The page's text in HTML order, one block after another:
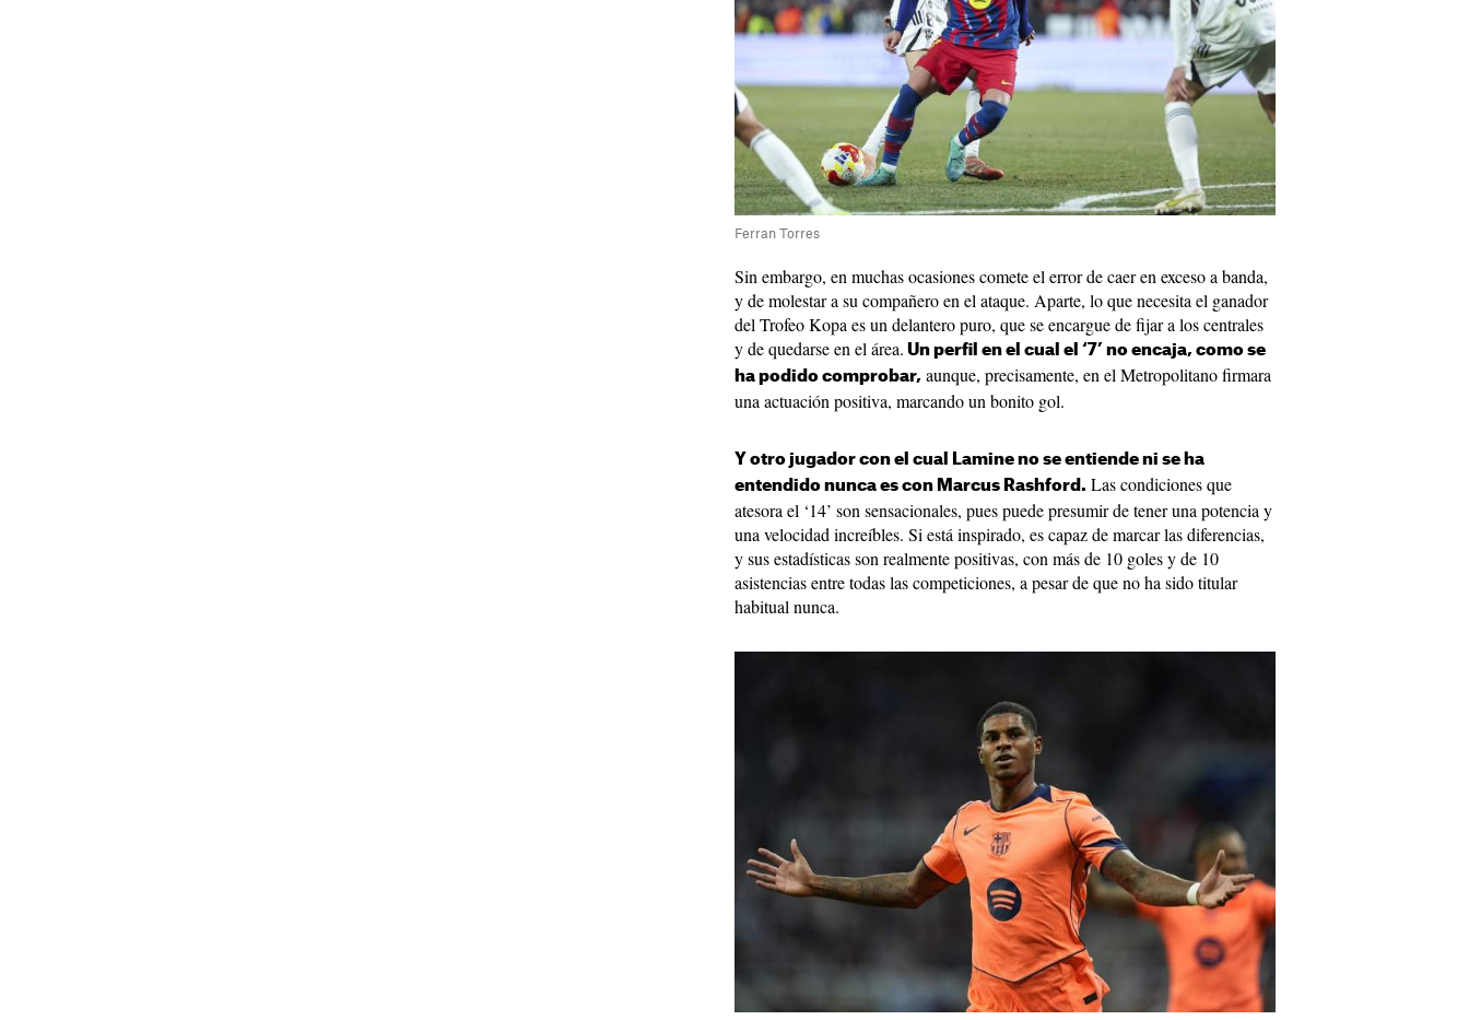
Ferran Torres
Sin embargo, en muchas ocasiones comete el error de caer en exceso a banda,
y de molestar a su compañero en el ataque. Aparte, lo que necesita el ganador
del Trofeo Kopa es un delantero puro, que se encargue de fijar a los centrales
y de quedarse en el área. Un perfil en el cual el ‘7’ no encaja, como se
ha podido comprobar, aunque, precisamente, en el Metropolitano firmara
una actuación positiva, marcando un bonito gol.
Y otro jugador con el cual Lamine no se entiende ni se ha
entendido nunca es con Marcus Rashford. Las condiciones que
atesora el ‘14’ son sensacionales, pues puede presumir de tener una potencia y
una velocidad increíbles. Si está inspirado, es capaz de marcar las diferencias,
y sus estadísticas son realmente positivas, con más de 10 goles y de 10
asistencias entre todas las competiciones, a pesar de que no ha sido titular
habitual nunca.